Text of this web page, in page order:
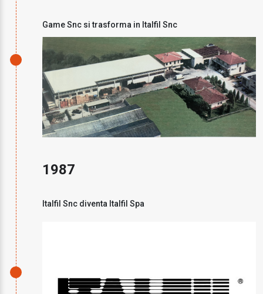
Game Snc si trasforma in Italfil Snc
1987
Italfil Snc diventa Italfil Spa